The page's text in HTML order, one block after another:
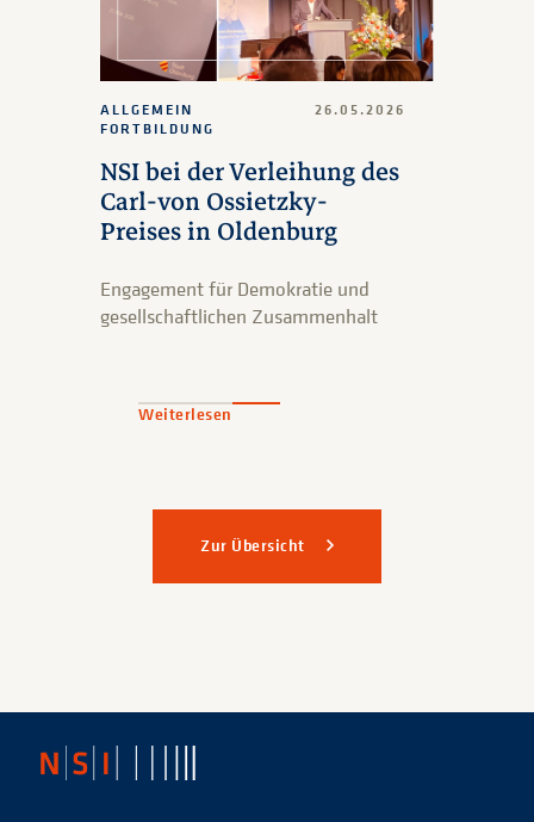
NSI bei der Verleihung des
Carl-von Ossietzky-
Preises in Oldenburg
ALLGEMEIN
FORTBILDUNG
26.05.2026
Engagement für Demokratie und
gesellschaftlichen Zusammenhalt
Weiterlesen
Zur Übersicht